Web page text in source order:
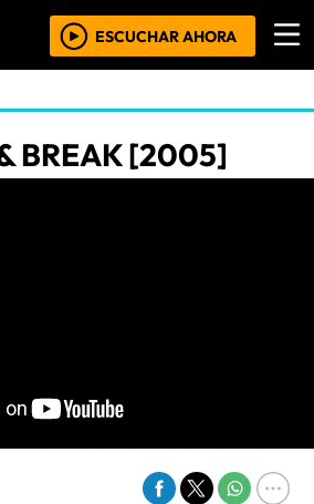
ESCUCHAR AHORA
BREAK [2005]